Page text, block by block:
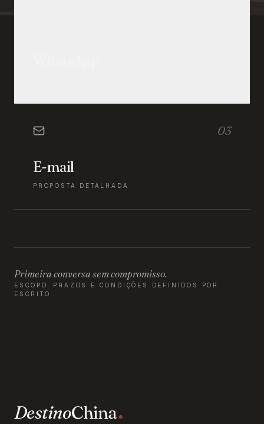
03
E-mail
PROPOSTA DETALHADA
Primeira conversa sem compromisso.
ESCOPO, PRAZOS E CONDIÇÕES DEFINIDOS POR
ESCRITO
DestinoChina